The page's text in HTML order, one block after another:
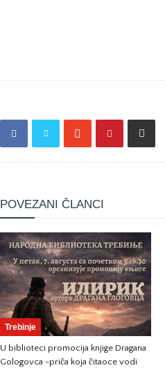
POVEZANI ČLANCI
Trebinje
U biblioteci promocija knjige Dragana
Gologovca -priča koja čitaoce vodi